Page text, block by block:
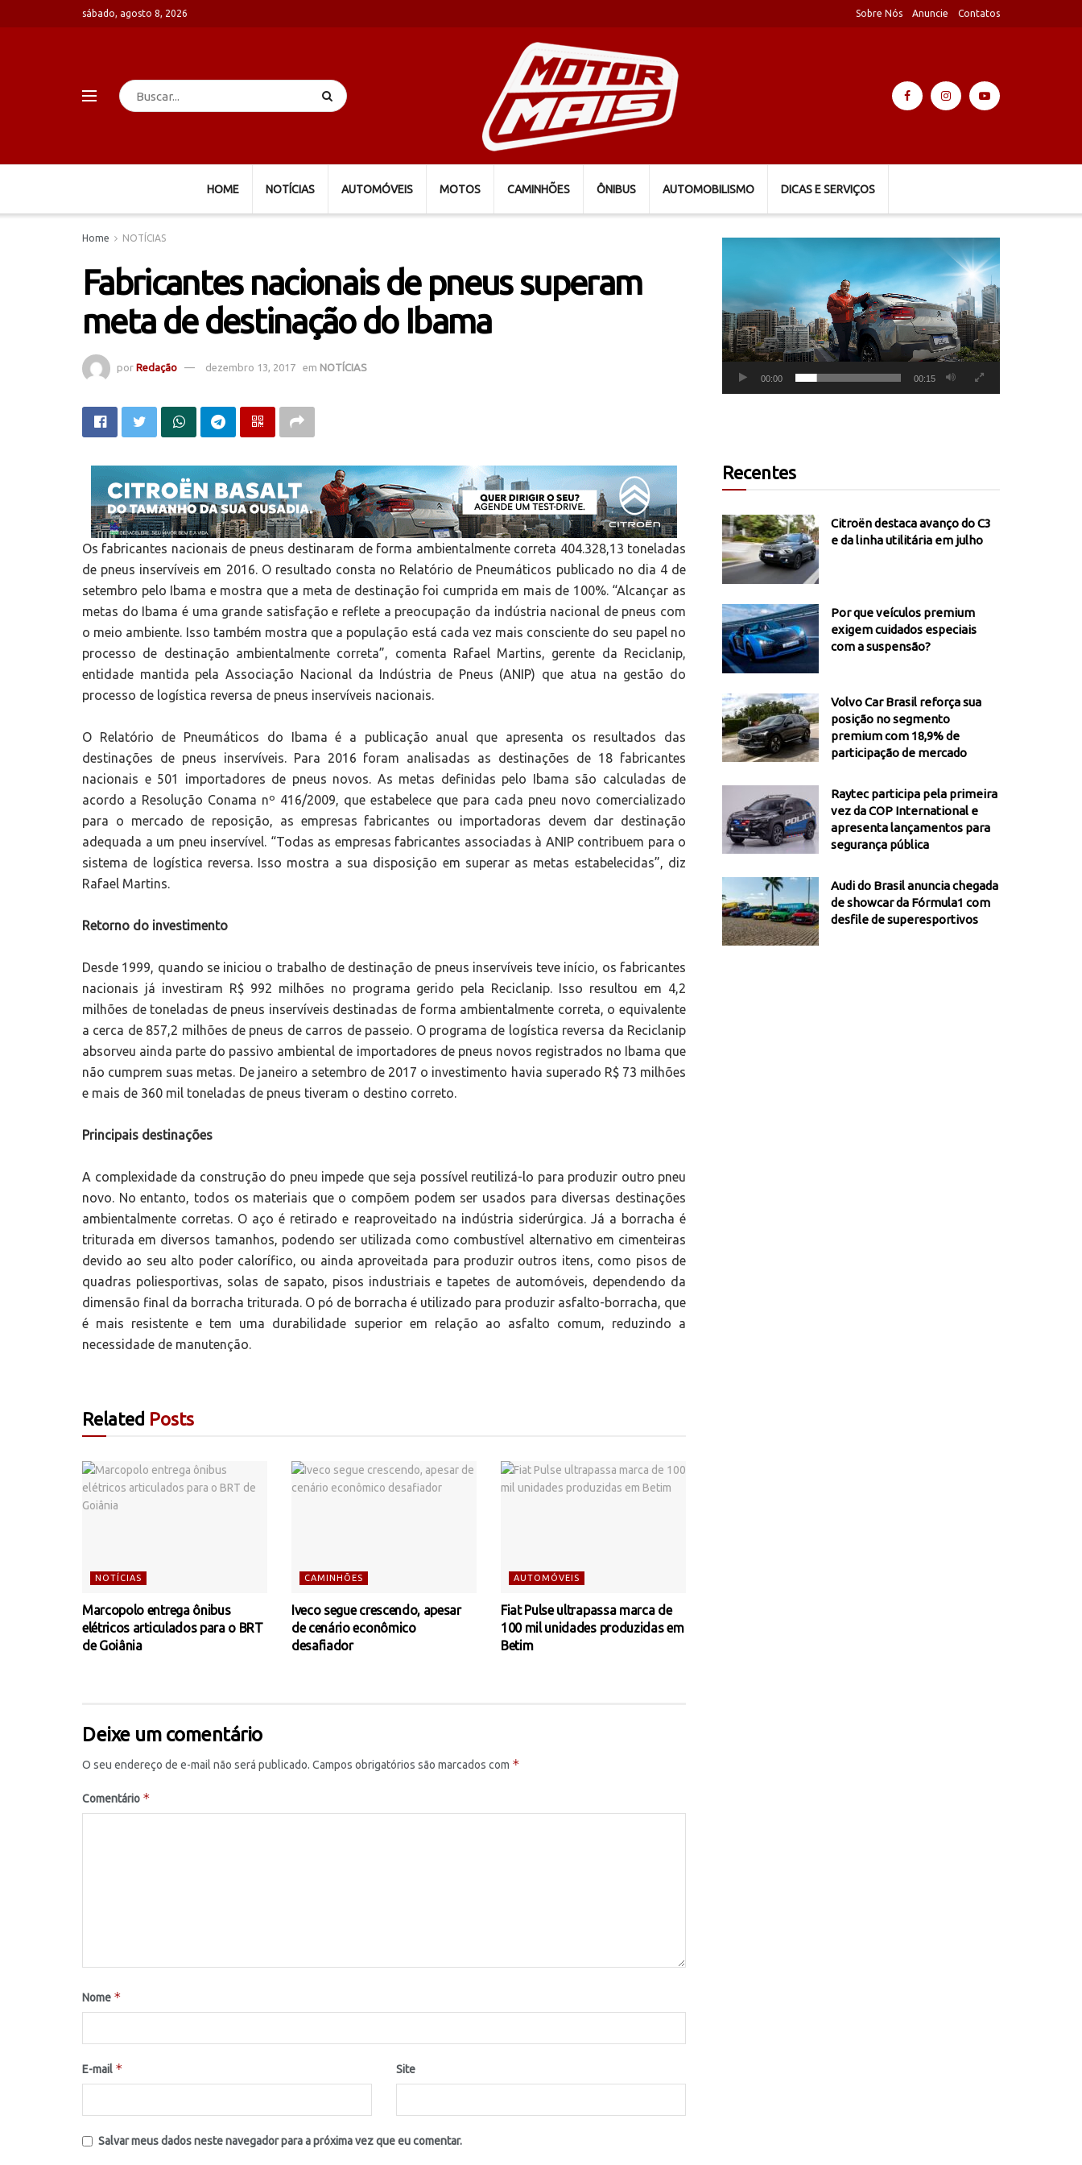
sábado, agosto 8, 2026 Sobre Nós Anuncie Contatos
HOME NOTÍCIAS AUTOMÓVEIS MOTOS CAMINHÕES ÔNIBUS AUTOMOBILISMO DICAS E SERVIÇOS
Home NOTÍCIAS
Fabricantes nacionais de pneus superam
meta de destinação do Ibama
por Redação dezembro 13, 2017 em NOTÍCIAS
Os fabricantes nacionais de pneus destinaram de forma ambientalmente correta 404.328,13 toneladas
de pneus inservíveis em 2016. O resultado consta no Relatório de Pneumáticos publicado no dia 4 de
setembro pelo Ibama e mostra que a meta de destinação foi cumprida em mais de 100%. “Alcançar as
metas do Ibama é uma grande satisfação e reflete a preocupação da indústria nacional de pneus com
o meio ambiente. Isso também mostra que a população está cada vez mais consciente do seu papel no
processo de destinação ambientalmente correta”, comenta Rafael Martins, gerente da Reciclanip,
entidade mantida pela Associação Nacional da Indústria de Pneus (ANIP) que atua na gestão do
processo de logística reversa de pneus inservíveis nacionais.
O Relatório de Pneumáticos do Ibama é a publicação anual que apresenta os resultados das
destinações de pneus inservíveis. Para 2016 foram analisadas as destinações de 18 fabricantes
nacionais e 501 importadores de pneus novos. As metas definidas pelo Ibama são calculadas de
acordo a Resolução Conama nº 416/2009, que estabelece que para cada pneu novo comercializado
para o mercado de reposição, as empresas fabricantes ou importadoras devem dar destinação
adequada a um pneu inservível. “Todas as empresas fabricantes associadas à ANIP contribuem para o
sistema de logística reversa. Isso mostra a sua disposição em superar as metas estabelecidas”, diz
Rafael Martins.
Retorno do investimento
Desde 1999, quando se iniciou o trabalho de destinação de pneus inservíveis teve início, os fabricantes
nacionais já investiram R$ 992 milhões no programa gerido pela Reciclanip. Isso resultou em 4,2
milhões de toneladas de pneus inservíveis destinadas de forma ambientalmente correta, o equivalente
a cerca de 857,2 milhões de pneus de carros de passeio. O programa de logística reversa da Reciclanip
absorveu ainda parte do passivo ambiental de importadores de pneus novos registrados no Ibama que
não cumprem suas metas. De janeiro a setembro de 2017 o investimento havia superado R$ 73 milhões
e mais de 360 mil toneladas de pneus tiveram o destino correto.
Principais destinações
A complexidade da construção do pneu impede que seja possível reutilizá-lo para produzir outro pneu
novo. No entanto, todos os materiais que o compõem podem ser usados para diversas destinações
ambientalmente corretas. O aço é retirado e reaproveitado na indústria siderúrgica. Já a borracha é
triturada em diversos tamanhos, podendo ser utilizada como combustível alternativo em cimenteiras
devido ao seu alto poder calorífico, ou ainda aproveitada para produzir outros itens, como pisos de
quadras poliesportivas, solas de sapato, pisos industriais e tapetes de automóveis, dependendo da
dimensão final da borracha triturada. O pó de borracha é utilizado para produzir asfalto-borracha, que
é mais resistente e tem uma durabilidade superior em relação ao asfalto comum, reduzindo a
necessidade de manutenção.
Related Posts
NOTÍCIAS
Marcopolo entrega ônibus
elétricos articulados para o BRT
de Goiânia
CAMINHÕES
Iveco segue crescendo, apesar
de cenário econômico
desafiador
AUTOMÓVEIS
Fiat Pulse ultrapassa marca de
100 mil unidades produzidas em
Betim
Deixe um comentário
O seu endereço de e-mail não será publicado. Campos obrigatórios são marcados com *
Comentário *
Nome *
E-mail * Site
Salvar meus dados neste navegador para a próxima vez que eu comentar.
00:00 00:15
Recentes
Citroën destaca avanço do C3
e da linha utilitária em julho
Por que veículos premium
exigem cuidados especiais
com a suspensão?
Volvo Car Brasil reforça sua
posição no segmento
premium com 18,9% de
participação de mercado
Raytec participa pela primeira
vez da COP International e
apresenta lançamentos para
segurança pública
Audi do Brasil anuncia chegada
de showcar da Fórmula1 com
desfile de superesportivos